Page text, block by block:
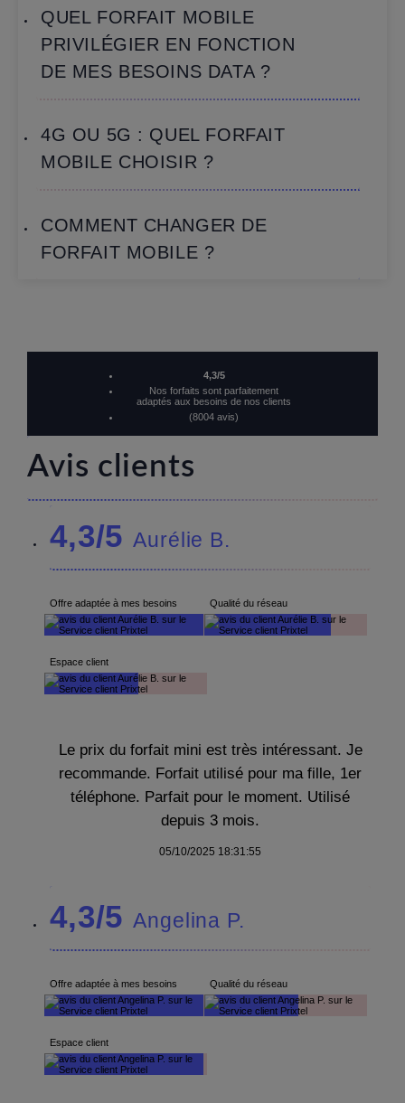
QUEL FORFAIT MOBILE
PRIVILÉGIER EN FONCTION
DE MES BESOINS DATA ?
4G OU 5G : QUEL FORFAIT
MOBILE CHOISIR ?
COMMENT CHANGER DE
FORFAIT MOBILE ?
4,3/5
Nos forfaits sont parfaitement
adaptés aux besoins de nos clients
(8004 avis)
Avis clients
4,3/5Aurélie B.
Offre adaptée à mes besoins Qualité du réseau
Espace client
Le prix du forfait mini est très intéressant. Je
recommande. Forfait utilisé pour ma fille, 1er
téléphone. Parfait pour le moment. Utilisé
depuis 3 mois.
05/10/2025 18:31:55
4,3/5Angelina P.
Offre adaptée à mes besoins Qualité du réseau
Espace client
du site web. Pour en savoir plus, vous pouvez consulter notre politique dédiée
aux cookies.